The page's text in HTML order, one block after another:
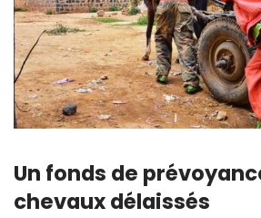
Un fonds de
chevaux délaissés